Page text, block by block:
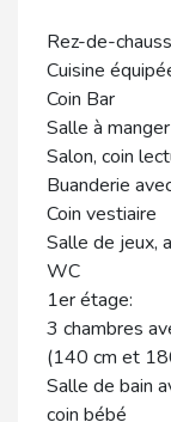
Rez-de-
Cuisine
Coin Bar
Salle à
Salon, coin
Buanderie
Coin vestiaire
Salle de jeux,
WC
1er étage:
3 chambres
(140 cm et
Salle de bain
coin bébé